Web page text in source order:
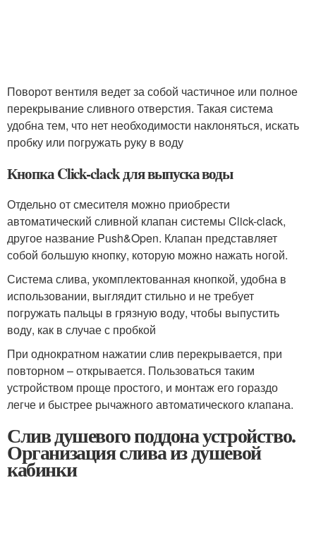
Поворот вентиля ведет за собой частичное или полное
перекрывание сливного отверстия. Такая система
удобна тем, что нет необходимости наклоняться, искать
пробку или погружать руку в воду
Кнопка Click-clack для выпуска воды
Отдельно от смесителя можно приобрести
автоматический сливной клапан системы Click-clack,
другое название Push&Open. Клапан представляет
собой большую кнопку, которую можно нажать ногой.
Система слива, укомплектованная кнопкой, удобна в
использовании, выглядит стильно и не требует
погружать пальцы в грязную воду, чтобы выпустить
воду, как в случае с пробкой
При однократном нажатии слив перекрывается, при
повторном – открывается. Пользоваться таким
устройством проще простого, и монтаж его гораздо
легче и быстрее рычажного автоматического клапана.
Слив душевого поддона устройство.
Организация слива из душевой
кабинки